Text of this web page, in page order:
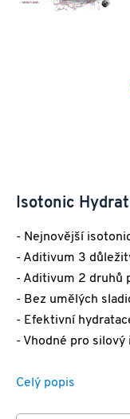
Isotonic
- Nejnovější
- Aditivum 3
- Aditivum 2 druhů
- Bez umělých
- Efektivní
- Vhodné pro
Celý popis